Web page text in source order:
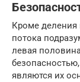
Кроме деления
потока
левая
являются их